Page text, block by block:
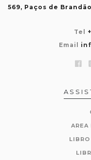
569, Paços de
Tel
Email
AREA